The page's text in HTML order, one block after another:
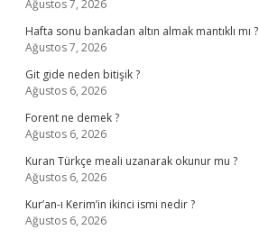
Ağustos 7, 2026
Hafta sonu bankadan altın almak mantıklı mı ?
Ağustos 7, 2026
Git gide neden bitişik ?
Ağustos 6, 2026
Forent ne demek ?
Ağustos 6, 2026
Kuran Türkçe meali uzanarak okunur mu ?
Ağustos 6, 2026
Kur’an-ı Kerim’in ikinci ismi nedir ?
Ağustos 6, 2026